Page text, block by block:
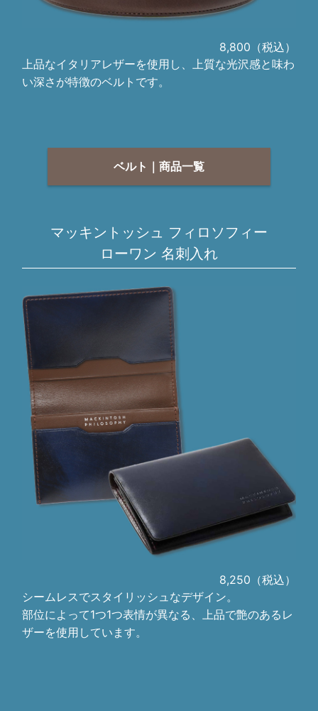
8,800（税込）
上品なイタリアレザーを使用し、上質な光沢感と味わ
い深さが特徴のベルトです。
ベルト｜商品一覧
マッキントッシュ フィロソフィー
ローワン 名刺入れ
8,250（税込）
シームレスでスタイリッシュなデザイン。
部位によって1つ1つ表情が異なる、上品で艶のあるレ
ザーを使用しています。